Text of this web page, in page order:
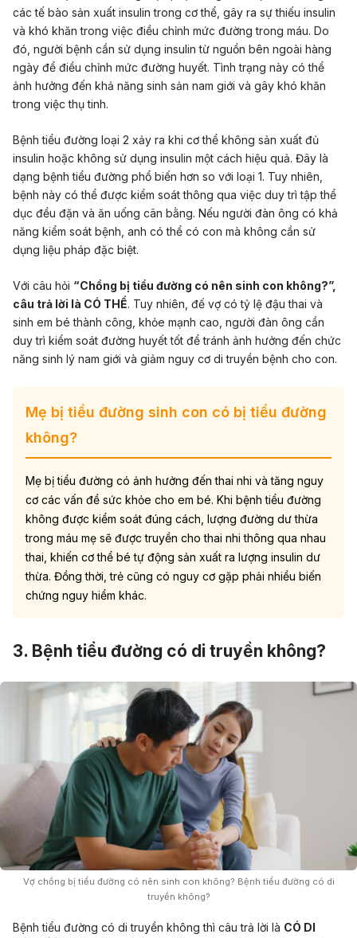
các tế bào sản xuất insulin trong cơ thể, gây ra sự thiếu insulin
và khó khăn trong việc điều chỉnh mức đường trong máu. Do
đó, người bệnh cần sử dụng insulin từ nguồn bên ngoài hàng
ngày để điều chỉnh mức đường huyết. Tình trạng này có thể
ảnh hưởng đến khả năng sinh sản nam giới và gây khó khăn
trong việc thụ tinh.
Bệnh tiểu đường loại 2 xảy ra khi cơ thể không sản xuất đủ
insulin hoặc không sử dụng insulin một cách hiệu quả. Đây là
dạng bệnh tiểu đường phổ biến hơn so với loại 1. Tuy nhiên,
bệnh này có thể được kiểm soát thông qua việc duy trì tập thể
dục đều đặn và ăn uống cân bằng. Nếu người đàn ông có khả
năng kiểm soát bệnh, anh có thể có con mà không cần sử
dụng liệu pháp đặc biệt.
Với câu hỏi “Chồng bị tiểu đường có nên sinh con không?”,
câu trả lời là CÓ THỂ. Tuy nhiên, đế vợ có tỷ lệ đậu thai và
sinh em bé thành công, khỏe mạnh cao, người đàn ông cần
duy trì kiểm soát đường huyết tốt để tránh ảnh hưởng đến chức
năng sinh lý nam giới và giảm nguy cơ di truyền bệnh cho con.
Mẹ bị tiểu đường sinh con có bị tiểu đường
không?
Mẹ bị tiểu đường có ảnh hưởng đến thai nhi và tăng nguy
cơ các vấn đề sức khỏe cho em bé. Khi bệnh tiểu đường
không được kiểm soát đúng cách, lượng đường dư thừa
trong máu mẹ sẽ được truyền cho thai nhi thông qua nhau
thai, khiến cơ thể bé tự động sản xuất ra lượng insulin dư
thừa. Đồng thời, trẻ cũng có nguy cơ gặp phải nhiều biến
chứng nguy hiểm khác.
3. Bệnh tiểu đường có di truyền không?
Vợ chồng bị tiểu đường có nên sinh con không? Bệnh tiểu đường có di
truyền không?
Bệnh tiểu đường có di truyền không thì câu trả lời là CÓ DI